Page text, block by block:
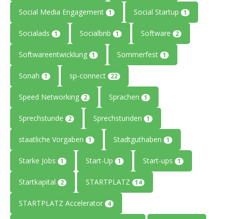
Social Media Engagement 1 Social Startup 1
Socialads 1 Socialbnb 1 Software 2
Softwareentwicklung 1 Sommerfest 1
Sonah 1 sp-connect 22
Speed Networking 2 Sprachen 1
Sprechstunde 2 Sprechstunden 1
staatliche Vorgaben 1 Stadtguthaben 1
Starke Jobs 1 Start-Up 1 Start-ups 1
Startkapital 2 STARTPLATZ 14
STARTPLATZ Accelerator 4